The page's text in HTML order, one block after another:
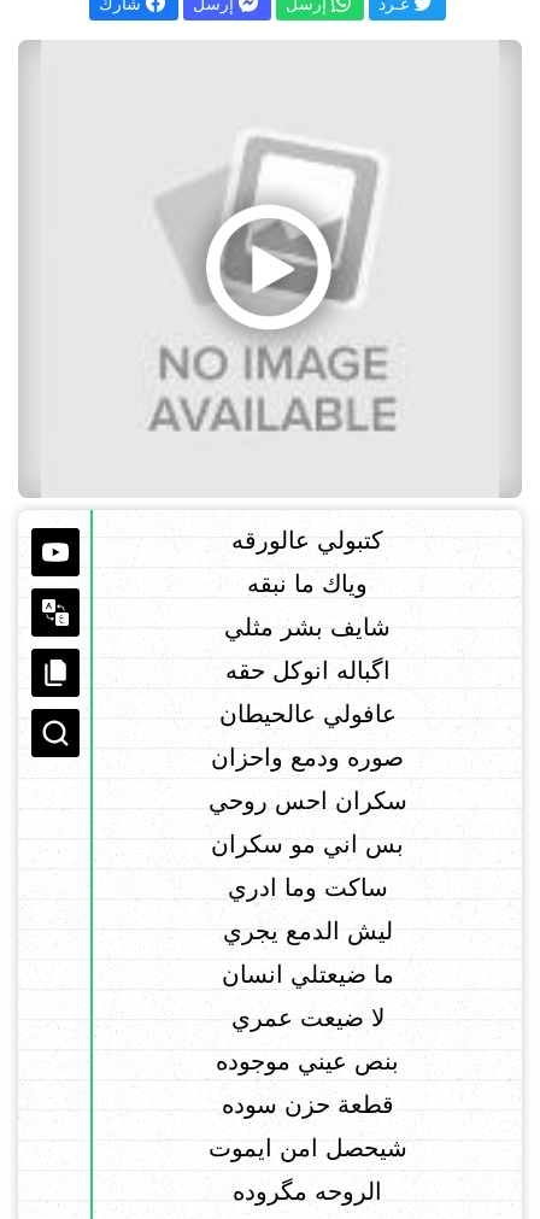
كتبولي عالورقه
وياك ما نبقه
شايف بشر مثلي
اگباله انوكل حقه
عافولي عالحيطان
صوره ودمع واحزان
سكران احس روحي
بس اني مو سكران
ساكت وما ادري
ليش الدمع يجري
ما ضيعتلي انسان
لا ضيعت عمري
بنص عيني موجوده
قطعة حزن سوده
شيحصل امن ايموت
الروحه مگروده